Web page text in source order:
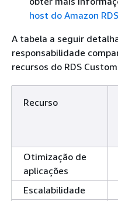
host do Amazon
A tabela a seguir
responsabilidade
recursos do RDS
Recurso
Otimização de
aplicações
Escalabilidade